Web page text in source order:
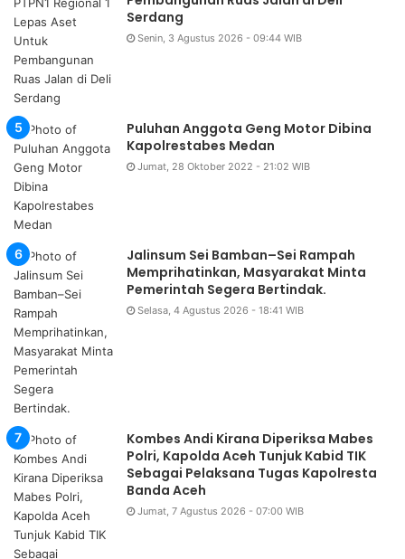
Serdang
Senin, 3 Agustus 2026 - 09:44 WIB
Puluhan Anggota Geng Motor Dibina
Kapolrestabes Medan
Jumat, 28 Oktober 2022 - 21:02 WIB
Jalinsum Sei Bamban–Sei Rampah
Memprihatinkan, Masyarakat Minta
Pemerintah Segera Bertindak.
Selasa, 4 Agustus 2026 - 18:41 WIB
Kombes Andi Kirana Diperiksa Mabes
Polri, Kapolda Aceh Tunjuk Kabid TIK
Sebagai Pelaksana Tugas Kapolresta
Banda Aceh
Jumat, 7 Agustus 2026 - 07:00 WIB